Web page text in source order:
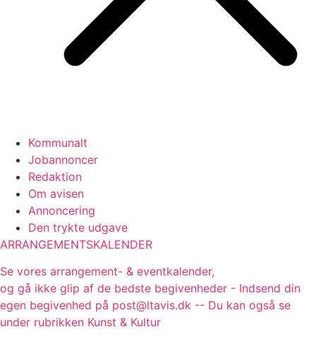
Kommunalt
Jobannoncer
Redaktion
Om avisen
Annoncering
Den trykte udgave
ARRANGEMENTSKALENDER
Se vores arrangement- & eventkalender,
og gå ikke glip af de bedste begivenheder - Indsend din
egen begivenhed på post@ltavis.dk -- Du kan også se
under rubrikken Kunst & Kultur